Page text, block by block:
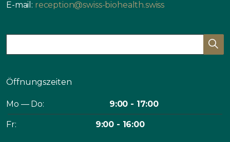
E-mail: reception@swiss-biohealth.swiss
Öffnungszeiten
Mo — Do: 9:00 - 17:00
Fr: 9:00 - 16:00